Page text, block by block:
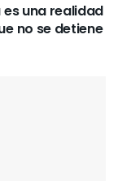
una realidad
no se detiene